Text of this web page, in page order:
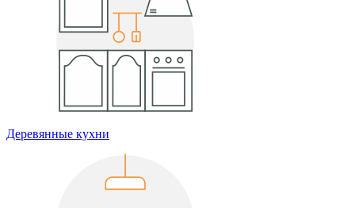
Деревянные кухни